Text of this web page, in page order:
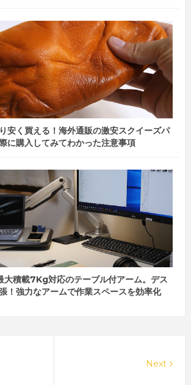
安く買える！海外通販の激安スクイーズパ
に購入してみてわかった注意事項
積載7Kg対応のテーブル付アーム。デス
！強力なアームで作業スペースを効率化
Next